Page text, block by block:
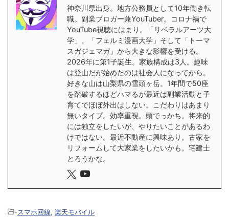
神奈川県出身。地方公務員として10年働き転
職。副業ブロガー兼YouTuber。コロナ禍で
YouTube視聴にはまり。「リベラルアーツ大
学」、「フェルミ漫画大学」そして「トーマ
スガジェマガ」から大きな影響を受ける。
2026年に第1子誕生。家族構成は3人。趣味
は登山だが始めたのは社会人になってから。
好きな山は山梨県の雪頭ヶ岳。1年間で50座
を踏破するほどハマるが最近は副業活動と子
育てでほぼ外出はしない。こだわりはあまり
無いタイプ。効率重視。頭でっかち。将来的
には独立をしたいが、やりたいことがあるわ
けではない。最近不動産に興味あり。古家を
リフォームして大家業をしたいかも。宅建士
とろうかな。
-スマホ回線 楽天モバイル